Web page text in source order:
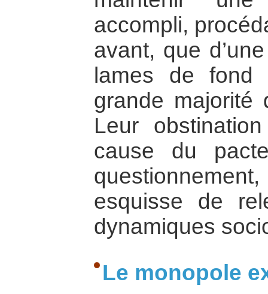
accompli,
avant, que
lames de
grande majorité
Leur
cause du
esquisse de
dynamiques
Le monopole